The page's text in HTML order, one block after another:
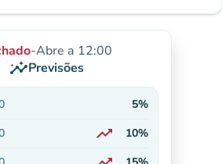
-Abre a 12:00
insightsPrevisões
5%
trending_up
10%